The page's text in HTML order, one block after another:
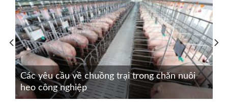
Các yêu cầu về chuồng trại trong chăn nuôi
heo công nghiệp